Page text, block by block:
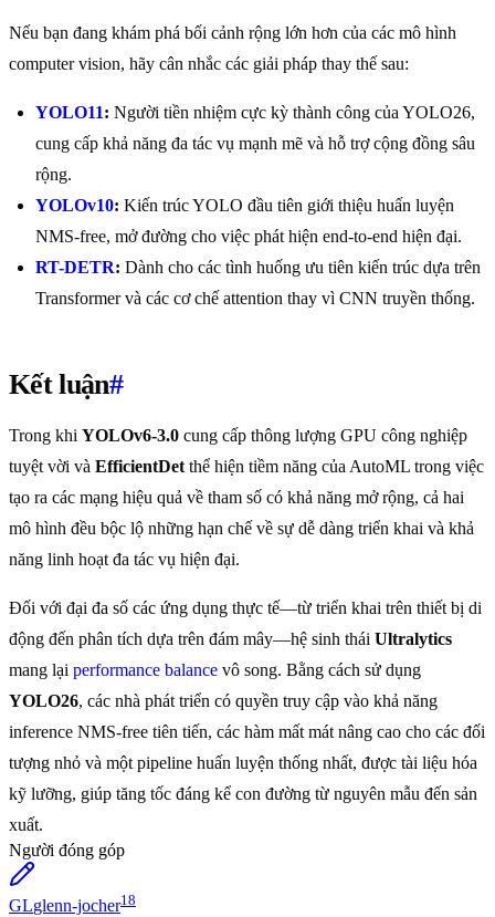
Nếu bạn đang khám phá bối cảnh rộng lớn hơn của các mô hình
computer vision, hãy cân nhắc các giải pháp thay thế sau:
YOLO11: Người tiền nhiệm cực kỳ thành công của YOLO26,
cung cấp khả năng đa tác vụ mạnh mẽ và hỗ trợ cộng đồng sâu
rộng.
YOLOv10: Kiến trúc YOLO đầu tiên giới thiệu huấn luyện
NMS-free, mở đường cho việc phát hiện end-to-end hiện đại.
RT-DETR: Dành cho các tình huống ưu tiên kiến trúc dựa trên
Transformer và các cơ chế attention thay vì CNN truyền thống.
Kết luận#
Trong khi YOLOv6-3.0 cung cấp thông lượng GPU công nghiệp
tuyệt vời và EfficientDet thể hiện tiềm năng của AutoML trong việc
tạo ra các mạng hiệu quả về tham số có khả năng mở rộng, cả hai
mô hình đều bộc lộ những hạn chế về sự dễ dàng triển khai và khả
năng linh hoạt đa tác vụ hiện đại.
Đối với đại đa số các ứng dụng thực tế—từ triển khai trên thiết bị di
động đến phân tích dựa trên đám mây—hệ sinh thái Ultralytics
mang lại performance balance vô song. Bằng cách sử dụng
YOLO26, các nhà phát triển có quyền truy cập vào khả năng
inference NMS-free tiên tiến, các hàm mất mát nâng cao cho các đối
tượng nhỏ và một pipeline huấn luyện thống nhất, được tài liệu hóa
kỹ lưỡng, giúp tăng tốc đáng kể con đường từ nguyên mẫu đến sản
xuất.
Người đóng góp
GLglenn-jocher18